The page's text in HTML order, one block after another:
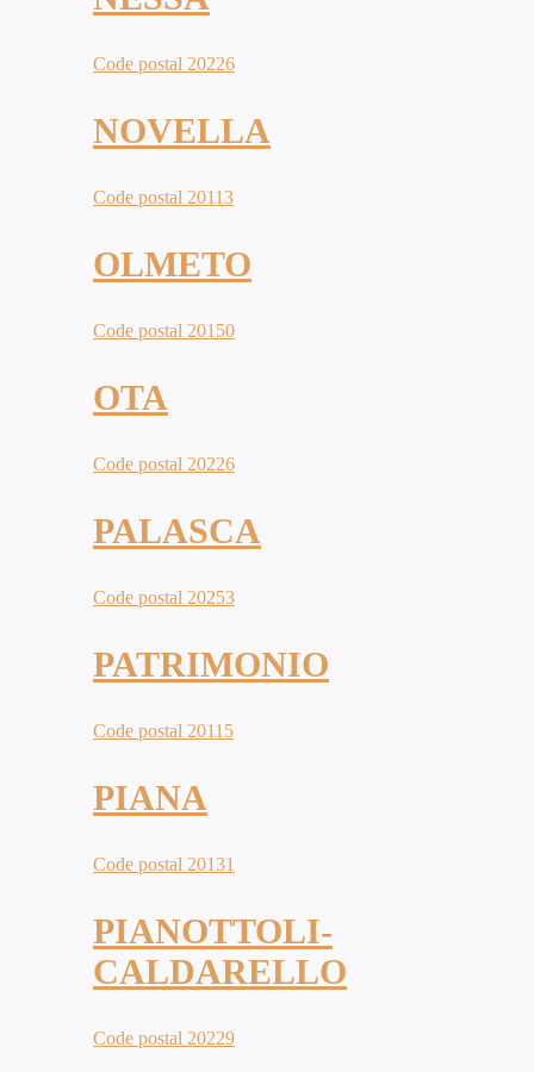
Code postal 20226
NOVELLA
Code postal 20113
OLMETO
Code postal 20150
OTA
Code postal 20226
PALASCA
Code postal 20253
PATRIMONIO
Code postal 20115
PIANA
Code postal 20131
PIANOTTOLI-
CALDARELLO
Code postal 20229